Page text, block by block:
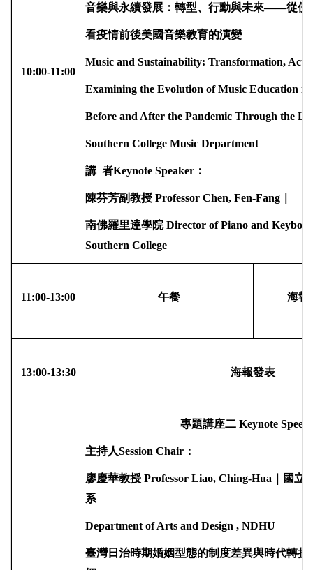
10:00-11:00
音樂與永續發展：轉型、行動與未來——從佛
看疫情前後美國音樂教育的演變
Music and Sustainability: Transformation,
Examining the Evolution of Music Education
Before and After the Pandemic Through the
Southern College Music Department
講 者Keynote Speaker ：
陳芬芳副教授 Professor Chen, Fen-Fang
南佛羅里達學院Director of Piano and
Southern College
11:00-13:00 午餐 海報
13:00-13:30 海報發表
專題講座二 Keynote
主持人Session Chair ：
廖慶華教授 Professor Liao, Ching-Hua ｜國立
系
Department of Arts and Design , NDHU
臺灣日治時期婚姻型態的制度差異與時代轉折